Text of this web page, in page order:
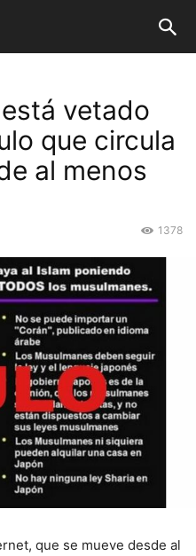
vetado
que circula
al menos
1378
que se mueve desde al